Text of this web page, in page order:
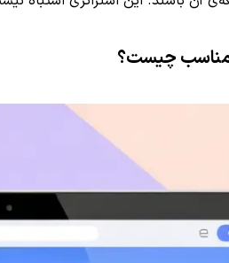
مناسب چیست؟